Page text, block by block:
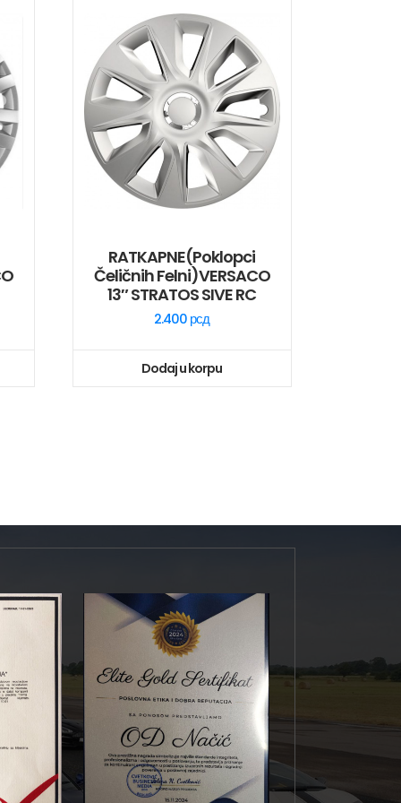
RATKAPNE(poklopci
Čeličnih Felni)VERSACO
13″ STRATOS SIVE RC
2.400 рсд
Dodaj u korpu